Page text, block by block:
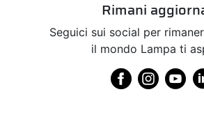
Rimani
Seguici sui social per
il mondo Lampa ti